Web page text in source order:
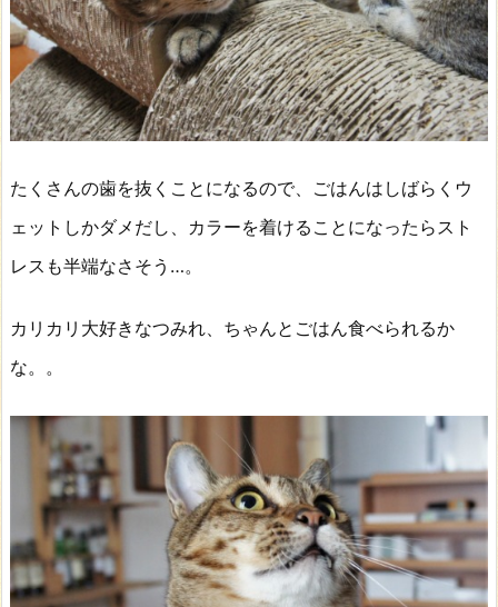
たくさんの歯を抜くことになるので、ごはんはしばらくウ
ェットしかダメだし、カラーを着けることになったらスト
レスも半端なさそう…。
カリカリ大好きなつみれ、ちゃんとごはん食べられるか
な。。